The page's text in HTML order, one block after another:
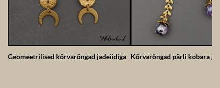
Geomeetrilised kõrvarõngad jadeiidiga Kõrvarõngad pärli kobara ja